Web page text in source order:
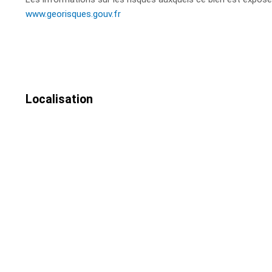
www.georisques.gouv.fr
Localisation